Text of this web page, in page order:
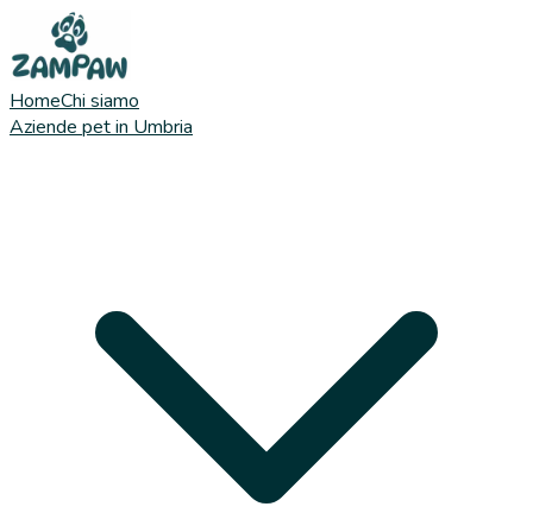
HomeChi siamo
Aziende pet in Umbria